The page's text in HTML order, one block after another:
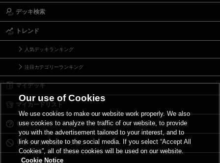
デッキ検索
トレンド
人気デッキランキング
注目カテゴリーランキング
マイデッキ
マイカードリスト
Ｑ＆Ａ
リミットレギュレーション
Our use of Cookies
We use cookies to make our website work properly. We also
use cookies to analyze the traffic of our website, to provide
you with the advertisement tailored to your interest, and to
link our website to the social media. If you select “Accept All
Cookies”, all of these cookies will be used on our website.
Cookie Notice